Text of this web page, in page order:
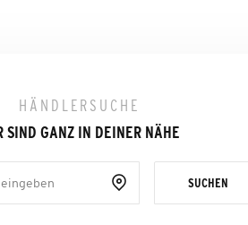
HÄNDLERSUCHE
SIND GANZ IN DEINER NÄHE
SUCHEN